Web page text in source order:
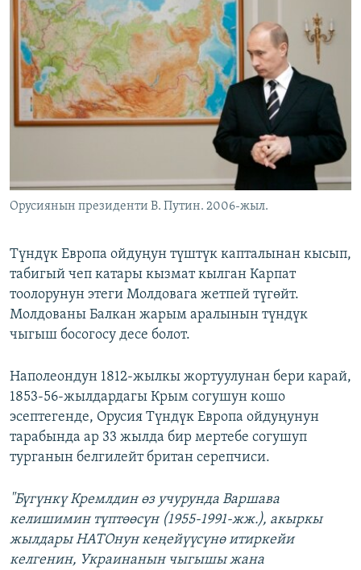
Орусиянын президенти В. Путин. 2006-жыл.
Түндүк Европа ойдуңун түштүк капталынан кысып,
табигый чеп катары кызмат кылган Карпат
тоолорунун этеги Молдовага жетпей түгөйт.
Молдованы Балкан жарым аралынын түндүк
чыгыш босогосу десе болот.
Наполеондун 1812-жылкы жортуулунан бери карай,
1853-56-жылдардагы Крым согушун кошо
эсептегенде, Орусия Түндүк Европа ойдуңунун
тарабында ар 33 жылда бир мертебе согушуп
турганын белгилейт британ серепчиси.
"Бүгүнкү Кремлдин өз учурунда Варшава
келишимин түптөөсүн (1955-1991-жж.), акыркы
жылдары НАТОнун кеңейүүсүнө итиркейи
келгенин, Украинанын чыгышы жана